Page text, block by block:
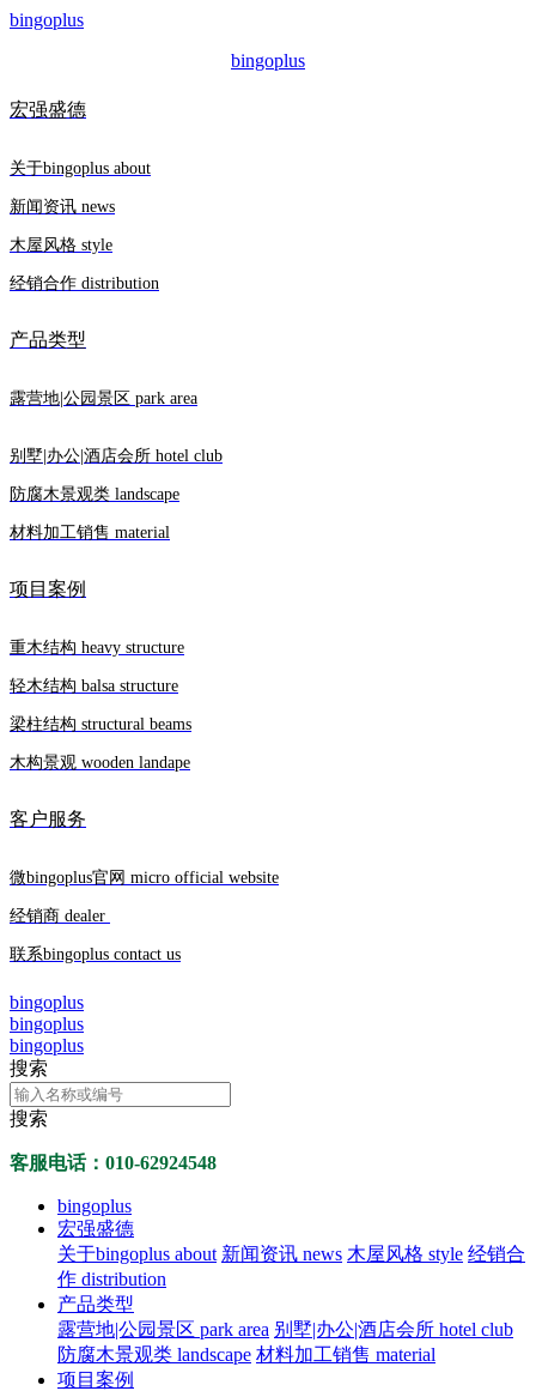
bingoplus
bingoplus
宏强盛德
关于bingoplus about
新闻资讯 news
木屋风格 style
经销合作 distribution
产品类型
露营地|公园景区 park area
别墅|办公|酒店会所 hotel club
防腐木景观类 landscape
材料加工销售 material
项目案例
重木结构 heavy structure
轻木结构 balsa structure
梁柱结构 structural beams
木构景观 wooden landape
客户服务
微bingoplus官网 micro official website
经销商 dealer
联系bingoplus contact us
bingoplus
bingoplus
bingoplus
搜索
搜索
客服电话：010-62924548
bingoplus
宏强盛德
关于bingoplus about 新闻资讯 news 木屋风格 style 经销合
作 distribution
产品类型
露营地|公园景区 park area 别墅|办公|酒店会所 hotel club
防腐木景观类 landscape 材料加工销售 material
项目案例